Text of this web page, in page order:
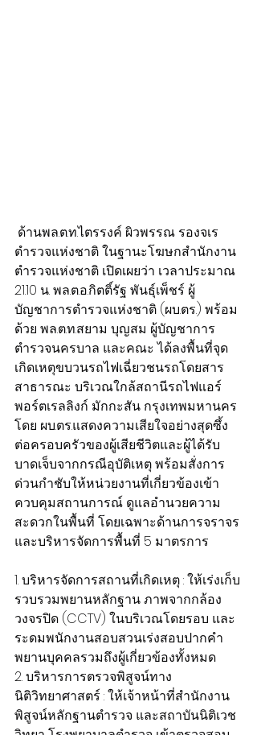
ตำรวจแห่งชาติ ในฐานะโฆษกสำนักงาน
ตำรวจแห่งชาติ เปิดเผยว่า เวลาประมาณ
21.10 น. พล.ต.อ.กิตติ์รัฐ พันธุ์เพ็ชร์ ผู้
บัญชาการตำรวจแห่งชาติ (ผบ.ตร.) พร้อม
ด้วย พล.ต.ท.สยาม บุญสม ผู้บัญชาการ
ตำรวจนครบาล และคณะ ได้ลงพื้นที่จุด
เกิดเหตุขบวนรถไฟเฉี่ยวชนรถโดยสาร
สาธารณะ บริเวณใกล้สถานีรถไฟแอร์
พอร์ตเรลลิงก์ มักกะสัน กรุงเทพมหานคร
โดย ผบ.ตร.แสดงความเสียใจอย่างสุดซึ้ง
ต่อครอบครัวของผู้เสียชีวิตและผู้ได้รับ
บาดเจ็บจากกรณีอุบัติเหตุ พร้อมสั่งการ
ด่วนกำชับให้หน่วยงานที่เกี่ยวข้องเข้า
ควบคุมสถานการณ์ ดูแลอำนวยความ
สะดวกในพื้นที่ โดยเฉพาะด้านการจราจร
และบริหารจัดการพื้นที่ 5 มาตรการ
1. บริหารจัดการสถานที่เกิดเหตุ : ให้เร่งเก็บ
รวบรวมพยานหลักฐาน ภาพจากกล้อง
วงจรปิด (CCTV) ในบริเวณโดยรอบ และ
ระดมพนักงานสอบสวนเร่งสอบปากคำ
พยานบุคคลรวมถึงผู้เกี่ยวข้องทั้งหมด
2. บริหารการตรวจพิสูจน์ทาง
นิติวิทยาศาสตร์ : ให้เจ้าหน้าที่สำนักงาน
พิสูจน์หลักฐานตำรวจ และสถาบันนิติเวช